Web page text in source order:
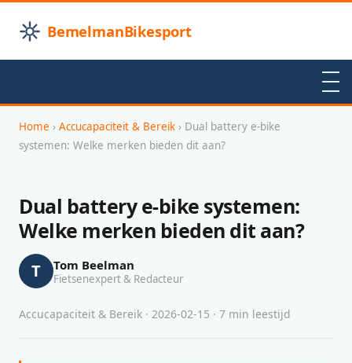
BemelmanBikesport
Home › Accucapaciteit & Bereik › Dual battery e-bike
systemen: Welke merken bieden dit aan?
Dual battery e-bike systemen:
Welke merken bieden dit aan?
T Tom Beelman
Fietsenexpert & Redacteur
Accucapaciteit & Bereik · 2026-02-15 · 7 min leestijd